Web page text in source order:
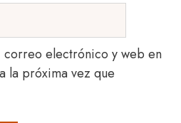
electrónico y web en
la próxima vez que